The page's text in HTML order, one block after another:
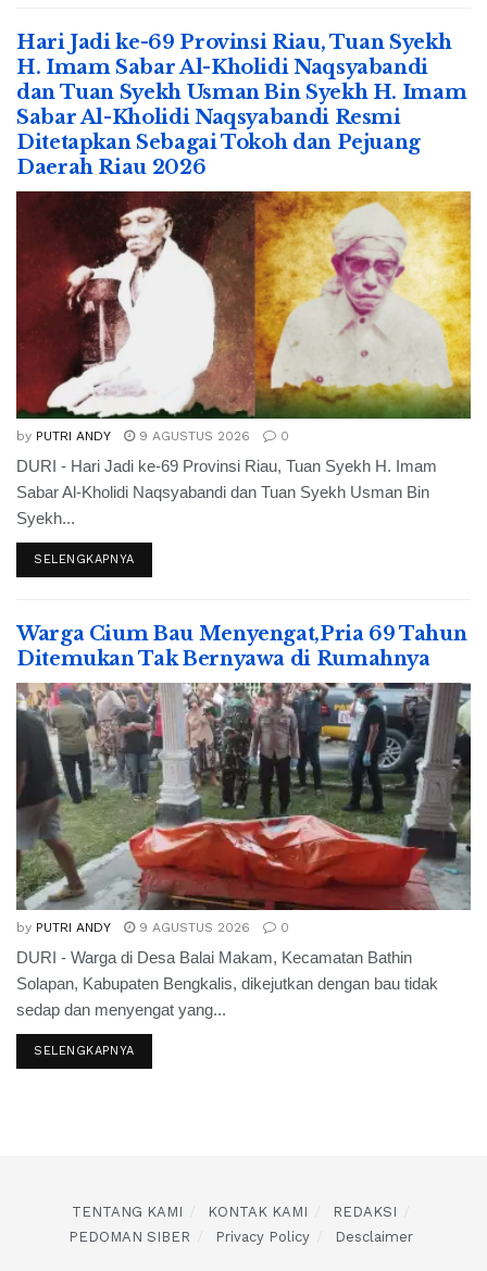
Hari Jadi ke-69 Provinsi Riau, Tuan Syekh
H. Imam Sabar Al-Kholidi Naqsyabandi
dan Tuan Syekh Usman Bin Syekh H. Imam
Sabar Al-Kholidi Naqsyabandi Resmi
Ditetapkan Sebagai Tokoh dan Pejuang
Daerah Riau 2026
by PUTRI ANDY 9 AGUSTUS 2026 0
DURI - Hari Jadi ke-69 Provinsi Riau, Tuan Syekh H. Imam
Sabar Al-Kholidi Naqsyabandi dan Tuan Syekh Usman Bin
Syekh...
SELENGKAPNYA
Warga Cium Bau Menyengat,Pria 69 Tahun
Ditemukan Tak Bernyawa di Rumahnya
by PUTRI ANDY 9 AGUSTUS 2026 0
DURI - Warga di Desa Balai Makam, Kecamatan Bathin
Solapan, Kabupaten Bengkalis, dikejutkan dengan bau tidak
sedap dan menyengat yang...
SELENGKAPNYA
TENTANG KAMI KONTAK KAMI
REDAKSI
PEDOMAN SIBER
Privacy Policy Desclaimer